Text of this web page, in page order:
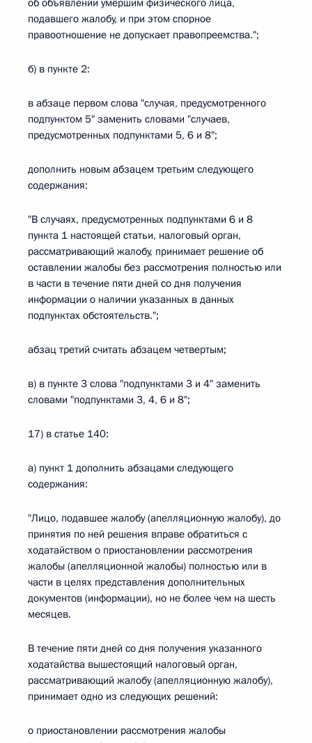
об объявлении умершим физического лица,
подавшего жалобу, и при этом спорное
правоотношение не допускает правопреемства.";
б) в пункте 2:
в абзаце первом слова "случая, предусмотренного
подпунктом 5" заменить словами "случаев,
предусмотренных подпунктами 5, 6 и 8";
дополнить новым абзацем третьим следующего
содержания:
"В случаях, предусмотренных подпунктами 6 и 8
пункта 1 настоящей статьи, налоговый орган,
рассматривающий жалобу, принимает решение об
оставлении жалобы без рассмотрения полностью или
в части в течение пяти дней со дня получения
информации о наличии указанных в данных
подпунктах обстоятельств.";
абзац третий считать абзацем четвертым;
в) в пункте 3 слова "подпунктами 3 и 4" заменить
словами "подпунктами 3, 4, 6 и 8";
17) в статье 140:
а) пункт 1 дополнить абзацами следующего
содержания:
"Лицо, подавшее жалобу (апелляционную жалобу), до
принятия по ней решения вправе обратиться с
ходатайством о приостановлении рассмотрения
жалобы (апелляционной жалобы) полностью или в
части в целях представления дополнительных
документов (информации), но не более чем на шесть
месяцев.
В течение пяти дней со дня получения указанного
ходатайства вышестоящий налоговый орган,
рассматривающий жалобу (апелляционную жалобу),
принимает одно из следующих решений:
о приостановлении рассмотрения жалобы